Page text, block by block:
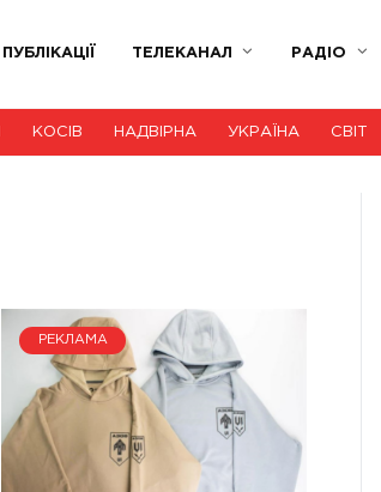
ПУБЛІКАЦІЇ ТЕЛЕКАНАЛ РАДІО
КОСІВ НАДВІРНА УКРАЇНА СВІТ
РЕКЛАМА